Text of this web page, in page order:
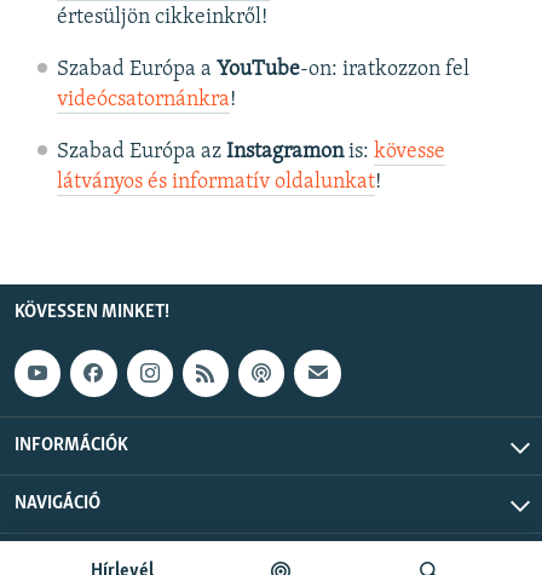
értesüljön cikkeinkről!
Szabad Európa a YouTube-on: iratkozzon fel
videócsatornánkra!
Szabad Európa az Instagramonis: kövesse
látványos és informatív oldalunkat! ​
KÖVESSEN MINKET!
INFORMÁCIÓK
NAVIGÁCIÓ
Szabad Európa © 2026 RFE/RL, Inc. Minden jog fenntartva.